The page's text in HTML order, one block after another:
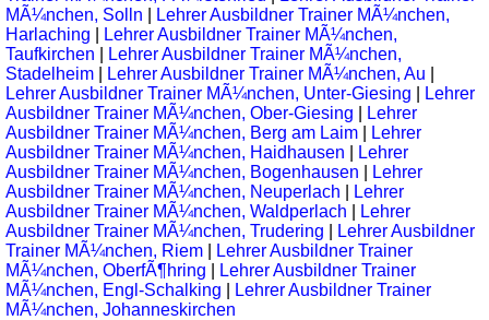
MÃ¼nchen, Solln
Lehrer Ausbildner Trainer MÃ¼nchen,
Harlaching
Lehrer Ausbildner Trainer MÃ¼nchen,
Taufkirchen
Lehrer Ausbildner Trainer MÃ¼nchen,
Stadelheim
Lehrer Ausbildner Trainer MÃ¼nchen, Au
Lehrer Ausbildner Trainer MÃ¼nchen, Unter-Giesing
Lehrer
Ausbildner Trainer MÃ¼nchen, Ober-Giesing
Lehrer
Ausbildner Trainer MÃ¼nchen, Berg am Laim
Lehrer
Ausbildner Trainer MÃ¼nchen, Haidhausen
Lehrer
Ausbildner Trainer MÃ¼nchen, Bogenhausen
Lehrer
Ausbildner Trainer MÃ¼nchen, Neuperlach
Lehrer
Ausbildner Trainer MÃ¼nchen, Waldperlach
Lehrer
Ausbildner Trainer MÃ¼nchen, Trudering
Lehrer Ausbildner
Trainer MÃ¼nchen, Riem
Lehrer Ausbildner Trainer
MÃ¼nchen, OberfÃ¶hring
Lehrer Ausbildner Trainer
MÃ¼nchen, Engl-Schalking
Lehrer Ausbildner Trainer
MÃ¼nchen, Johanneskirchen